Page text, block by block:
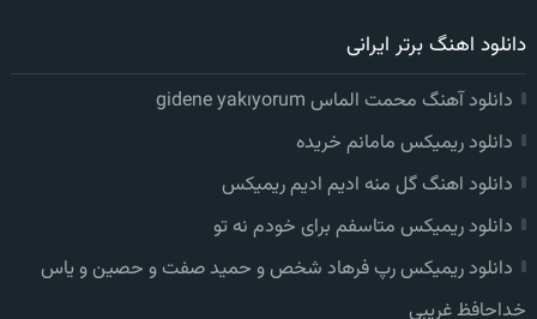
دانلود اهنگ برتر ایرانی
دانلود آهنگ محمت الماس gidene yakıyorum
دانلود ریمیکس مامانم خریده
دانلود اهنگ گل منه ادیم ادیم ریمیکس
دانلود ریمیکس متاسفم برای خودم نه تو
دانلود ریمیکس رپ فرهاد شخص و حمید صفت و حصین و یاس
خداحافظ غریبی